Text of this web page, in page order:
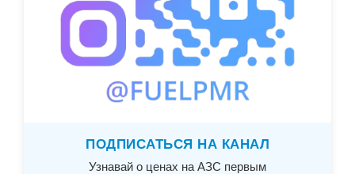
ПОДПИСАТЬСЯ НА КАНАЛ
Узнавай о ценах на АЗС первым